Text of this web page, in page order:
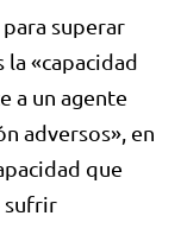
para superar
la «capacidad
a un agente
adversos», en
que
sufrir